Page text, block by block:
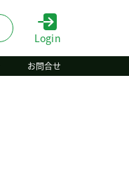
Login
お問合せ